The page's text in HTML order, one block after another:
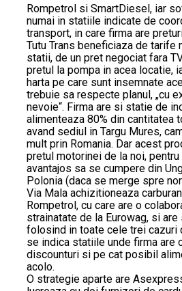
Rompetrol si SmartDiesel, iar
numai in statiile indicate de
transport, in care firma are
Tutu Trans beneficiaza de tarife
statii, de un pret negociat fara
pretul la pompa in acea locatie,
harta pe care sunt insemnate
trebuie sa respecte planul, „cu
nevoie“. Firma are si statie de
alimenteaza 80% din cantitatea
avand sediul in Targu Mures,
mult prin Romania. Dar acest
pretul motorinei de la noi,
avantajos sa se cumpere din
Polonia (daca se merge spre
Via Mala achizitioneaza
Rompetrol, cu care are o
strainatate de la Eurowag, si
folosind in toate cele trei cazuri
se indica statiile unde firma are
discounturi si pe cat posibil
acolo.
O strategie aparte are